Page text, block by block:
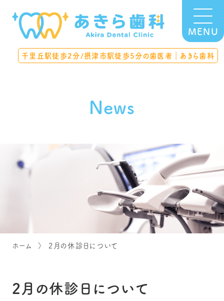
千里丘駅徒歩2分/摂津市駅徒歩5分の歯医者｜あきら歯科
News
ホーム 2月の休診日について
2月の休診日について
MENU